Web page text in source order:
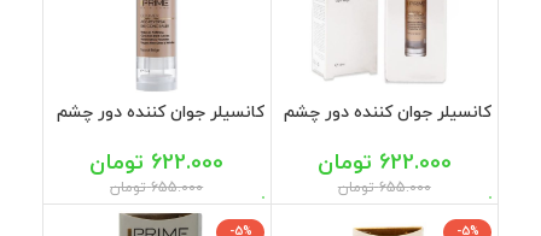
کانسیلر جوان کننده دور چشم
655.000 تومان
622.000 تومان
کانسیلر جوان کننده دور چشم
655.000 تومان
622.000 تومان
-5%
-5%